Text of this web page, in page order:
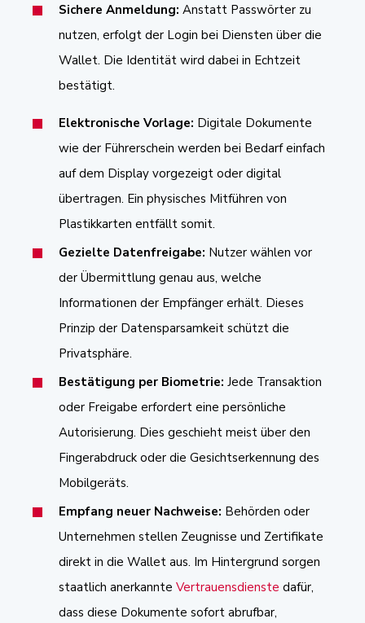
Sichere Anmeldung: Anstatt Passwörter zu
nutzen, erfolgt der Login bei Diensten über die
Wallet. Die Identität wird dabei in Echtzeit
bestätigt.
Elektronische Vorlage: Digitale Dokumente
wie der Führerschein werden bei Bedarf einfach
auf dem Display vorgezeigt oder digital
übertragen. Ein physisches Mitführen von
Plastikkarten entfällt somit.
Gezielte Datenfreigabe: Nutzer wählen vor
der Übermittlung genau aus, welche
Informationen der Empfänger erhält. Dieses
Prinzip der Datensparsamkeit schützt die
Privatsphäre.
Bestätigung per Biometrie: Jede Transaktion
oder Freigabe erfordert eine persönliche
Autorisierung. Dies geschieht meist über den
Fingerabdruck oder die Gesichtserkennung des
Mobilgeräts.
Empfang neuer Nachweise: Behörden oder
Unternehmen stellen Zeugnisse und Zertifikate
direkt in die Wallet aus. Im Hintergrund sorgen
staatlich anerkannte Vertrauensdienste dafür,
dass diese Dokumente sofort abrufbar,